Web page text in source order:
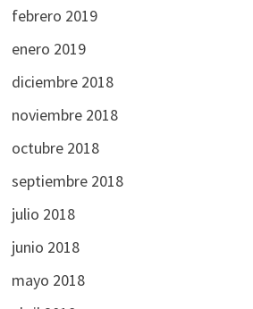
febrero 2019
enero 2019
diciembre 2018
noviembre 2018
octubre 2018
septiembre 2018
julio 2018
junio 2018
mayo 2018